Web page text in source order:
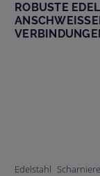
ROBUSTE
ERBINDUNGEN
Edelstahl